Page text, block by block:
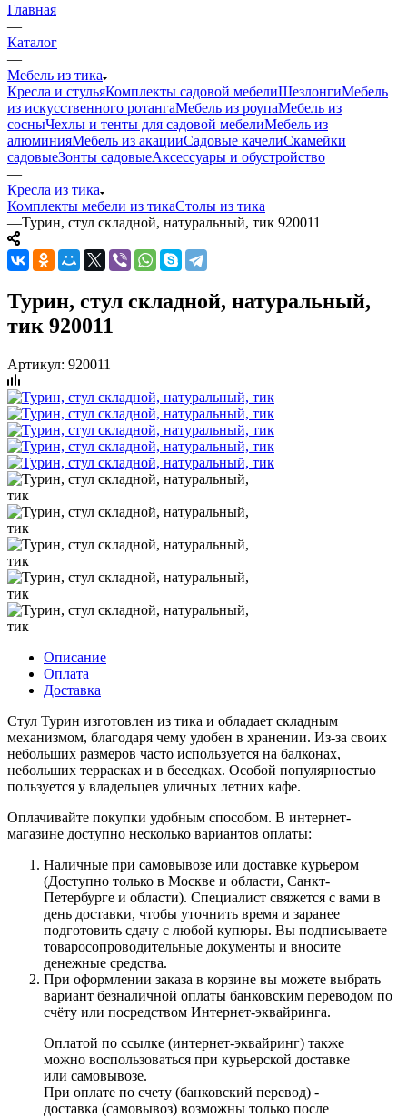
Главная
—
Каталог
—
Мебель из тика
Кресла и стульяКомплекты садовой мебелиШезлонгиМебель
из искусственного ротангаМебель из роупаМебель из
сосныЧехлы и тенты для садовой мебелиМебель из
алюминияМебель из акацииСадовые качелиСкамейки
садовыеЗонты садовыеАксессуары и обустройство
—
Кресла из тика
Комплекты мебели из тикаСтолы из тика
—Турин, стул складной, натуральный, тик 920011
Турин, стул складной, натуральный,
тик 920011
Артикул: 920011
Описание
Оплата
Доставка
Стул Турин изготовлен из тика и обладает складным
механизмом, благодаря чему удобен в хранении. Из-за своих
небольших размеров часто используется на балконах,
небольших террасках и в беседках. Особой популярностью
пользуется у владельцев уличных летних кафе.
Оплачивайте покупки удобным способом. В интернет-
магазине доступно несколько вариантов оплаты:
Наличные при самовывозе или доставке курьером
(Доступно только в Москве и области, Санкт-
Петербурге и области). Специалист свяжется с вами в
день доставки, чтобы уточнить время и заранее
подготовить сдачу с любой купюры. Вы подписываете
товаросопроводительные документы и вносите
денежные средства.
При оформлении заказа в корзине вы можете выбрать
вариант безналичной оплаты банковским переводом по
счёту или посредством Интернет-эквайринга.
Оплатой по ссылке (интернет-эквайринг) также
можно воспользоваться при курьерской доставке
или самовывозе.
При оплате по счету (банковский перевод) -
доставка (самовывоз) возможны только после